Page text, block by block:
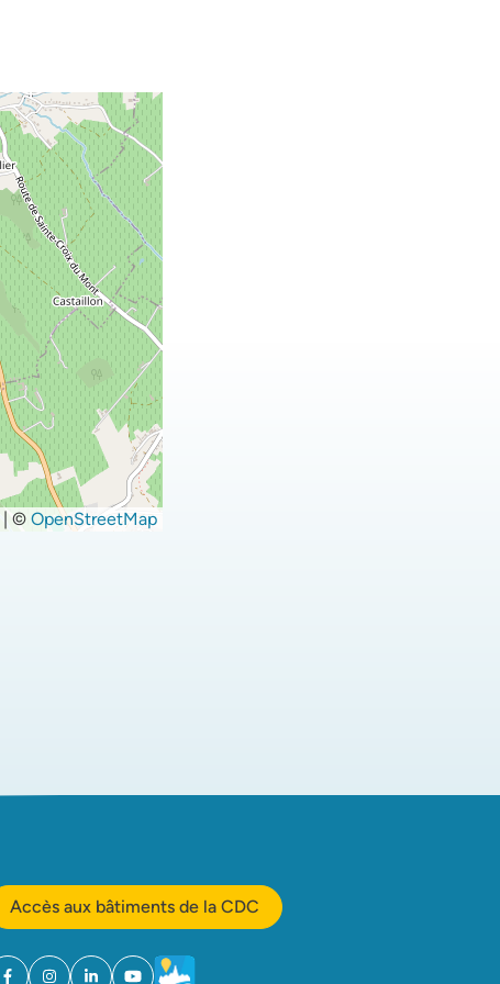
| © OpenStreetMap
Accès aux bâtiments de la CDC